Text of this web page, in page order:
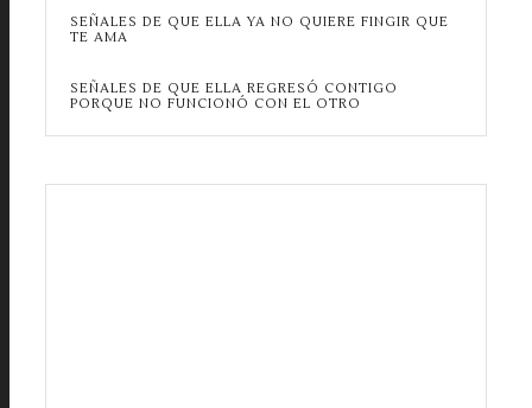
SEÑALES DE QUE ELLA YA NO QUIERE FINGIR QUE
TE AMA
SEÑALES DE QUE ELLA REGRESÓ CONTIGO
PORQUE NO FUNCIONÓ CON EL OTRO